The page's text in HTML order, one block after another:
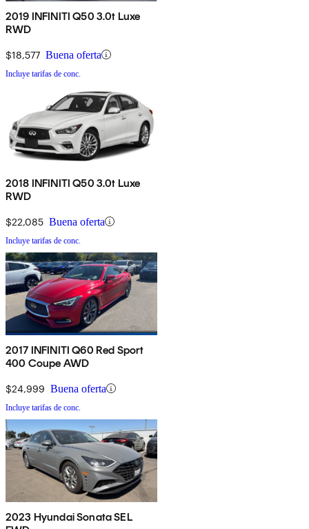
2019 INFINITI Q50 3.0t Luxe
RWD
$18,577 Buena oferta
Incluye tarifas de conc.
2018 INFINITI Q50 3.0t Luxe
RWD
$22,085 Buena oferta
Incluye tarifas de conc.
2017 INFINITI Q60 Red Sport
400 Coupe AWD
$24,999 Buena oferta
Incluye tarifas de conc.
2023 Hyundai Sonata SEL